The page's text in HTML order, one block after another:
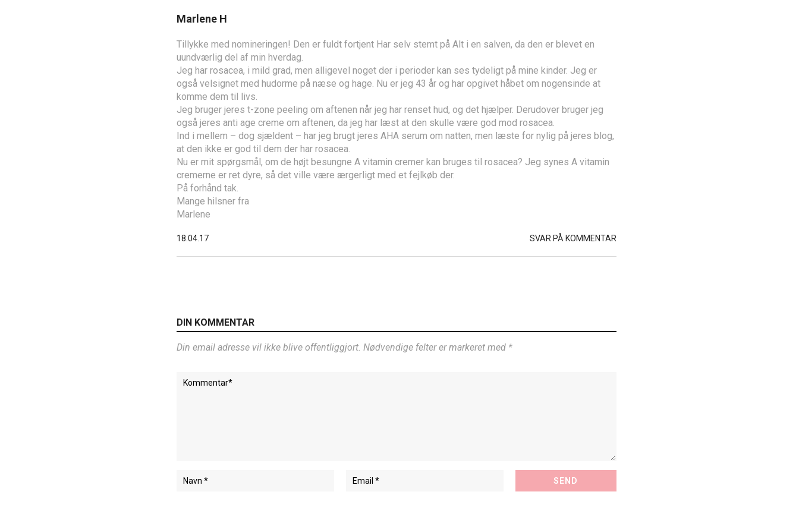
Marlene H
Tillykke med nomineringen! Den er fuldt fortjent Har selv stemt på Alt i en salven, da den er blevet en
uundværlig del af min hverdag.
Jeg har rosacea, i mild grad, men alligevel noget der i perioder kan ses tydeligt på mine kinder. Jeg er
også velsignet med hudorme på næse og hage. Nu er jeg 43 år og har opgivet håbet om nogensinde at
komme dem til livs.
Jeg bruger jeres t-zone peeling om aftenen når jeg har renset hud, og det hjælper. Derudover bruger jeg
også jeres anti age creme om aftenen, da jeg har læst at den skulle være god mod rosacea.
Ind i mellem – dog sjældent – har jeg brugt jeres AHA serum om natten, men læste for nylig på jeres blog,
at den ikke er god til dem der har rosacea.
Nu er mit spørgsmål, om de højt besungne A vitamin cremer kan bruges til rosacea? Jeg synes A vitamin
cremerne er ret dyre, så det ville være ærgerligt med et fejlkøb der.
På forhånd tak.
Mange hilsner fra
Marlene
18.04.17 SVAR PÅ KOMMENTAR
DIN KOMMENTAR
Din email adresse vil ikke blive offentliggjort. Nødvendige felter er markeret med *